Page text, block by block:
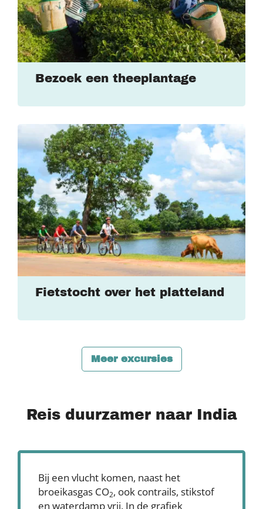
Bezoek een theeplantage
Fietstocht over het platteland
Meer excursies
Reis duurzamer naar India
Bij een vlucht komen, naast het
broeikasgas CO2, ook contrails, stikstof
en waterdamp vrij. In de grafiek